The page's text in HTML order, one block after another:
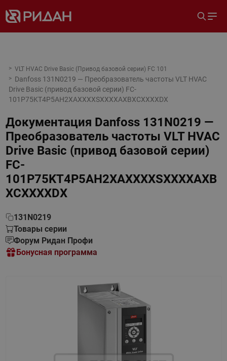
VLT HVAC Drive Basic (Привод базовой серии) FC 101
Danfoss 131N0219 — Преобразователь частоты VLT HVAC
Drive Basic (привод базовой серии) FC-
101P75KT4P5AH2XAXXXXSXXXXAXBXCXXXXDX
Документация Danfoss 131N0219 —
Преобразователь частоты VLT HVAC
Drive Basic (привод базовой серии)
FC-
101P75KT4P5AH2XAXXXXSXXXXAXB
XCXXXXDX
131N0219
Товары серии
Форум Ридан Профи
Бонусная программа